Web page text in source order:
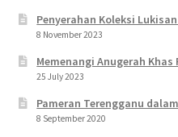
Penyerahan Koleksi
8 November 2023
Memenangi Anugerah Khas
25 July 2023
Pameran Terengganu
8 September 2020